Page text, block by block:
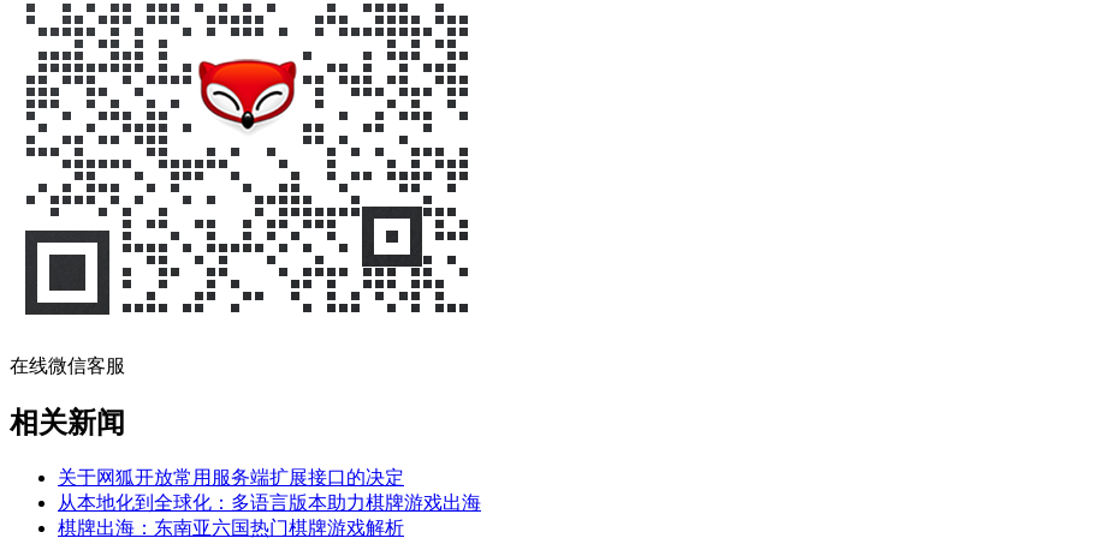
在线微信客服
相关新闻
关于网狐开放常用服务端扩展接口的决定
从本地化到全球化：多语言版本助力棋牌游戏出海
棋牌出海：东南亚六国热门棋牌游戏解析